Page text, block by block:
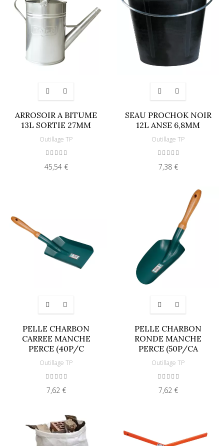
ARROSOIR A BITUME
13L SORTIE 27MM
Outillage TP
45,54 €
SEAU PROCHOK NOIR
12L ANSE 6,8MM
Outillage TP
7,38 €
PELLE CHARBON
CARREE MANCHE
PERCE (40P/C
Outillage TP
7,62 €
PELLE CHARBON
RONDE MANCHE
PERCE (50P/CA
Outillage TP
7,62 €